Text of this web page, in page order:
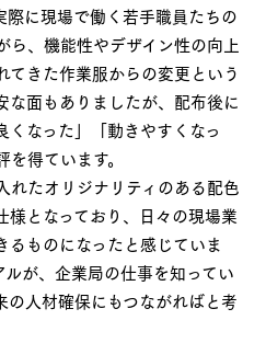
に現場で働く若手職員たちの
ら、機能性やデザイン性の向上
てきた作業服からの変更という
な面もありましたが、配布後に
なった」「動きやすくなっ
得ています。
れたオリジナリティのある配色
となっており、日々の現場業
ものになったと感じていま
が、企業局の仕事を知ってい
の人材確保にもつながればと考